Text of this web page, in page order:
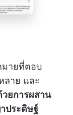
มายที่ตอบ
ลาย และ
วยการผสาน
ประดิษฐ์